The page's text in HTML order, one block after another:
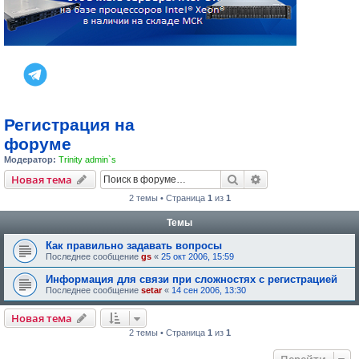
Регистрация на
форуме
Модератор: Trinity admin`s
Новая тема Поиск
2 темы • Страница 1 из 1
Темы
Как правильно задавать вопросы
Последнее сообщение gs « 25 окт 2006, 15:59
Информация для связи при сложностях с регистрацией
Последнее сообщение setar« 14 сен 2006, 13:30
Новая тема
2 темы • Страница 1 из 1